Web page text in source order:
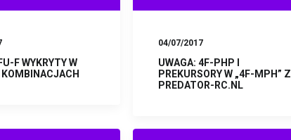
F WYKRYTY W
KOMBINACJACH
04/07/2017
UWAGA: 4F-PHP I
PREKURSORY W „4F-MPH” Z
PREDATOR-RC.NL